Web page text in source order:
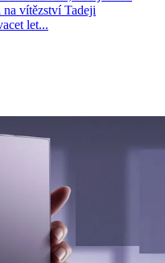
na vítězství Tadeji
let...